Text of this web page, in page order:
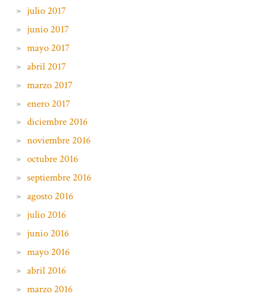
julio 2017
junio 2017
mayo 2017
abril 2017
marzo 2017
enero 2017
diciembre 2016
noviembre 2016
octubre 2016
septiembre 2016
agosto 2016
julio 2016
junio 2016
mayo 2016
abril 2016
marzo 2016